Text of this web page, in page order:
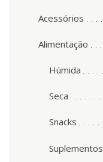
Acessórios
Alimentação
Húmida
Seca
Snacks
Suplementos